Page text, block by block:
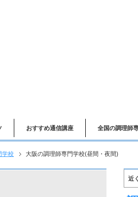
おすすめ通信講座 全国の調理師
学校 大阪の調理師専門学校(昼間・夜間)
近